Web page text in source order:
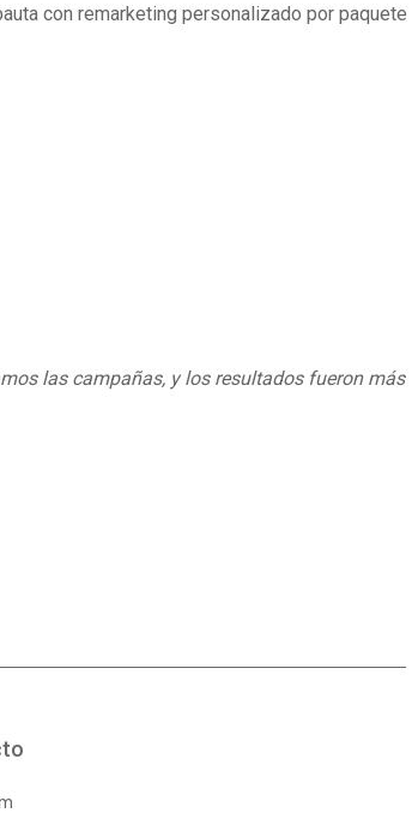
con remarketing personalizado por paquete
las campañas, y los resultados fueron más